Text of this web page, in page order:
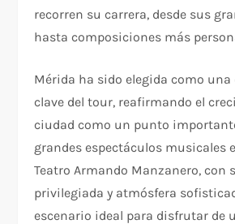
recorren su carrera, desde sus
hasta composiciones más
Mérida ha sido elegida como una
clave del tour, reafirmando el
ciudad como un punto
grandes espectáculos musicales
Teatro Armando Manzanero, con
privilegiada y atmósfera
escenario ideal para disfrutar de